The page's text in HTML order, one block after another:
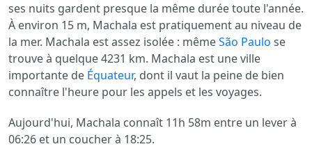
ses nuits gardent presque la même durée toute l'année.
À environ 15 m, Machala est pratiquement au niveau de
la mer. Machala est assez isolée : mêmeSão Paulo se
trouve à quelque 4231 km. Machala est une ville
importante de Équateur, dont il vaut la peine de bien
connaître l'heure pour les appels et les voyages.
Aujourd'hui, Machala connaît 11h 58m entre un lever à
06:26 et un coucher à 18:25.